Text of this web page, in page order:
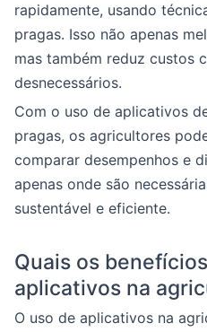
rapidamente, usando
pragas. Isso não apenas
mas também reduz custos
desnecessários.
Com o uso de aplicativos
pragas, os agricultores
comparar desempenhos e
apenas onde são
sustentável e eficiente.
Quais os
aplicativos na
O uso de aplicativos na